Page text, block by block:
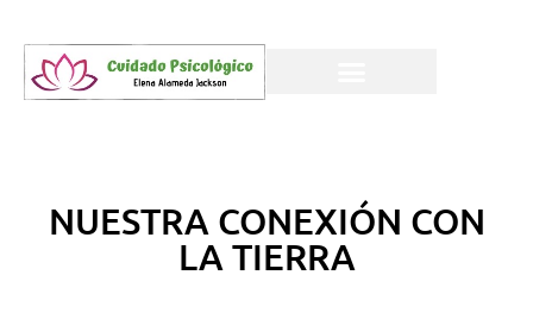
NUESTRA CONEXIÓN CON
LA TIERRA